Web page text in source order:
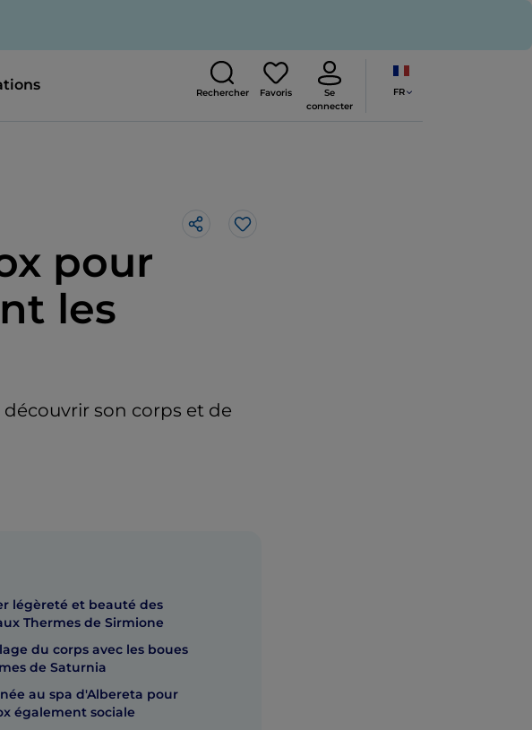
Rechercher Favoris
Se
connecter
FR
pour
les
son corps et de
J’aime
légèreté et beauté des
Thermes de Sirmione
du corps avec les boues
de Saturnia
au spa d'Albereta pour
également sociale